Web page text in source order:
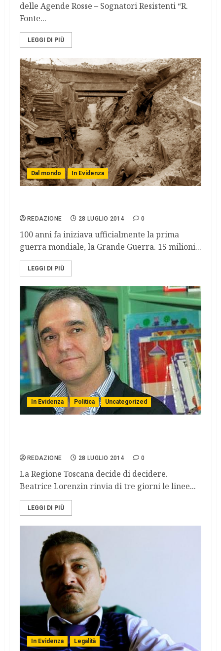
delle Agende Rosse – Sognatori Resistenti “R.
Fonte...
LEGGI DI PIÙ
Dal mondo In Evidenza
REDAZIONE 28 LUGLIO 2014 0
100 anni fa iniziava ufficialmente la prima
guerra mondiale, la Grande Guerra. 15 milioni...
LEGGI DI PIÙ
In Evidenza Politica Uncategorized
REDAZIONE 28 LUGLIO 2014 0
La Regione Toscana decide di decidere.
Beatrice Lorenzin rinvia di tre giorni le linee...
LEGGI DI PIÙ
In Evidenza Legalità